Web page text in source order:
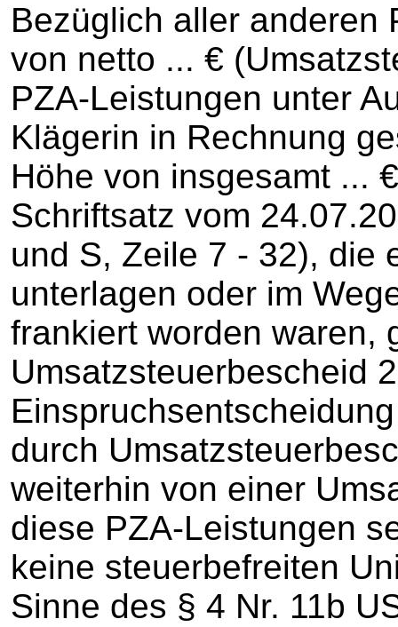
Bezüglich aller anderen
von netto ... €
PZA-Leistungen unter
Klägerin in Rechnung
Höhe von insgesamt ...
Schriftsatz vom
und S, Zeile 7 - 32), die
unterlagen oder im
frankiert worden waren,
Umsatzsteuerbescheid
durch
weiterhin von einer
diese PZA-Leistungen
keine steuerbefreiten
Sinne des § 4 Nr. 11b